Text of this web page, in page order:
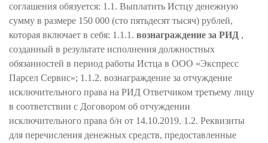
соглашения обязуется: 1.1. Выплатить Истцу денежную
сумму в размере 150 000 (сто пятьдесят тысяч) рублей,
которая включает в себя: 1.1.1. вознаграждение за РИД ,
созданный в результате исполнения должностных
обязанностей в период работы Истца в ООО «Экспресс
Парсел Сервис»; 1.1.2. вознаграждение за отчуждение
исключительного права на РИД Ответчиком третьему лицу
в соответствии с Договором об отчуждении
исключительного права б/н от 14.10.2019. 1.2. Реквизиты
для перечисления денежных средств, предоставленные